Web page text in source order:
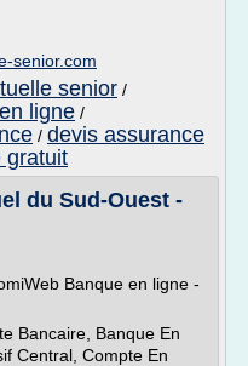
senior.com
senior /
ligne /
/ devis assurance
gratuit
du Sud-Ouest -
Banque en ligne -
Bancaire, Banque En
Central, Compte En